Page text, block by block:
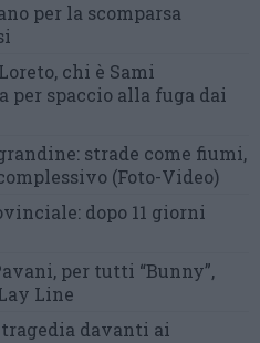
per la scomparsa
chi è Sami
per spaccio alla fuga dai
strade come fiumi,
(Foto-Video)
dopo 11 giorni
per tutti “Bunny”,
Line
tragedia davanti ai